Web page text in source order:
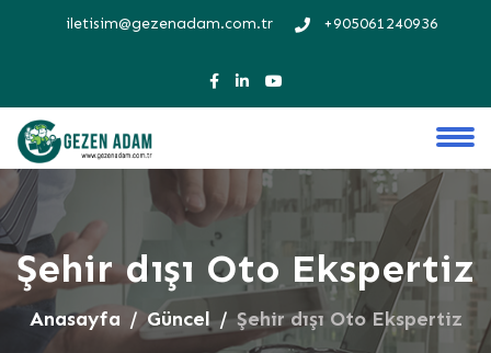
iletisim@gezenadam.com.tr +905061240936
Şehir dışı Oto Ekspertiz
Anasayfa Güncel Şehir dışı Oto Ekspertiz